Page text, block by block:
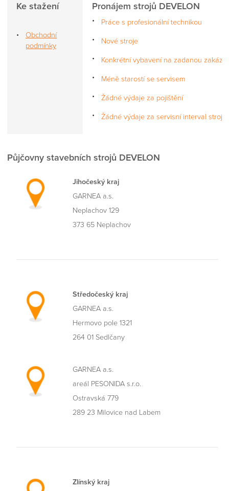
Ke stažení
Obchodní
podmínky
Pronájem strojů DEVELON
Práce s profesionální technikou
Nové stroje
Konkrétní vybavení na zadanou
Méně starostí se servisem
Žádné výdaje za pojištění
Žádné výdaje za servisní interval stroje
Půjčovny stavebních strojů DEVELON
Jihočeský kraj
GARNEA a.s.
Neplachov 129
373 65 Neplachov
Středočeský kraj
GARNEA a.s.
Hermovo pole 1321
264 01 Sedlčany
GARNEA a.s.
areál PESONIDA s.r.o.
Ostravská 779
289 23 Milovice nad Labem
Zlínský kraj